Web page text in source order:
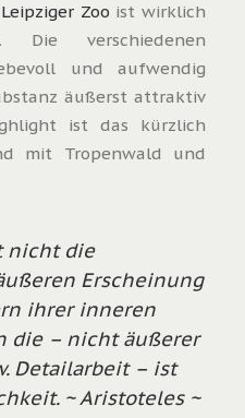
Leipziger Zoo ist wirklich
verschiedenen
und aufwendig
äußerst attraktiv
ist das kürzlich
mit Tropenwald und
nicht die
Erscheinung
ihrer inneren
die – nicht äußerer
Detailarbeit – ist
~ Aristoteles ~